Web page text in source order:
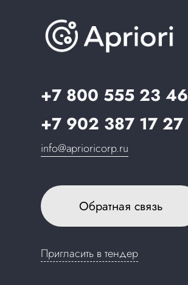
+7 800 555 23 46
+7 902 387 17 27
info@aprioricorp.ru
Обратная связь
Пригласить в тендер